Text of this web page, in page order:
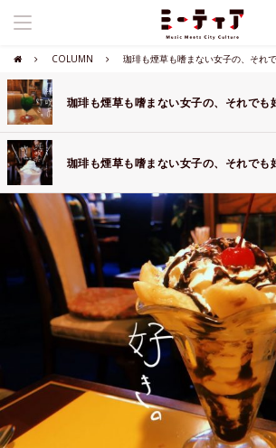
COLUMN 珈琲も煙草も嗜まない女子の、それ
珈琲も煙草も嗜まない女子の、それでも
珈琲も煙草も嗜まない女子の、それで